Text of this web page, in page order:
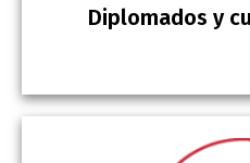
Diplomados y